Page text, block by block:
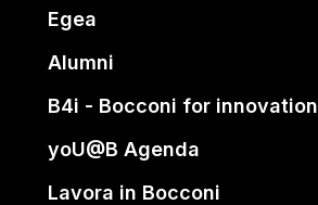
Egea
Alumni
B4i - Bocconi for innovation
yoU@B Agenda
Lavora in Bocconi